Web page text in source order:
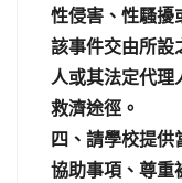
性侵害、性騷擾
該事件交由所設
人或其法定代理
救濟途徑。
四、請學校提
協助事項、尊重